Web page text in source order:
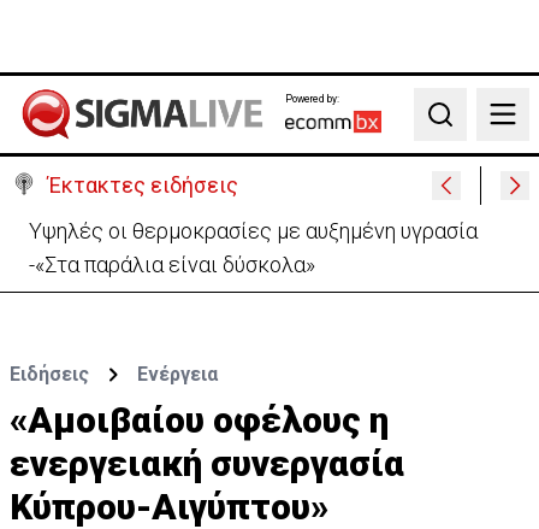
Powered by:
Search
Έκτακτες ειδήσεις
Υψηλές οι θερμοκρασίες με αυξημένη υγρασία
-«Στα παράλια είναι δύσκολα»
Ειδήσεις Ενέργεια
«Αμοιβαίου οφέλους η
ενεργειακή συνεργασία
Κύπρου-Αιγύπτου»